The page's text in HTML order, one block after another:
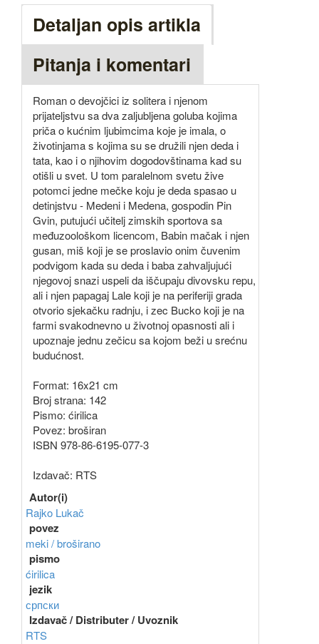
Detaljan opis artikla
Pitanja i komentari
Roman o devojčici iz solitera i njenom
prijateljstvu sa dva zaljubljena goluba kojima
priča o kućnim ljubimcima koje je imala, o
životinjama s kojima su se družili njen deda i
tata, kao i o njihovim dogodovštinama kad su
otišli u svet. U tom paralelnom svetu žive
potomci jedne mečke koju je deda spasao u
detinjstvu - Medeni i Medena, gospodin Pin
Gvin, putujući učitelj zimskih sportova sa
međuzoološkom licencom, Babin mačak i njen
gusan, miš koji je se proslavio onim čuvenim
podvigom kada su deda i baba zahvaljujući
njegovoj snazi uspeli da iščupaju divovsku repu,
ali i njen papagaj Lale koji je na periferiji grada
otvorio sjekačku radnju, i zec Bucko koji je na
farmi svakodnevno u životnoj opasnosti ali i
upoznaje jednu zečicu sa kojom beži u srećnu
budućnost.
Format: 16x21 cm
Broj strana: 142
Pismo: ćirilica
Povez: broširan
ISBN 978-86-6195-077-3
Izdavač: RTS
Autor(i)
Rajko Lukač
povez
meki / broširano
pismo
ćirilica
jezik
српски
Izdavač / Distributer / Uvoznik
RTS